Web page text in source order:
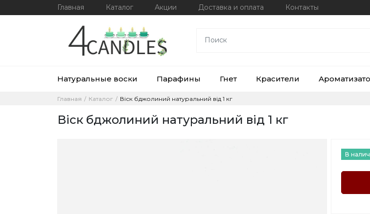
Главная Каталог Акции Доставка и оплата Контакты
Натуральные воски Парафины Гнет Красители
Главная Каталог Віск бджолиний натуральний від 1 кг
Віск бджолиний натуральний від 1 кг
В